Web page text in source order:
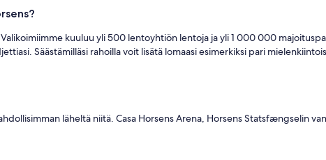
kuuluu yli 500 lentoyhtiön lentoja ja yli 1 000 000
Säästämilläsi rahoilla voit lisätä lomaasi esimerkiksi pari
läheltä niitä. Casa Horsens Arena, Horsens Statsfængselin